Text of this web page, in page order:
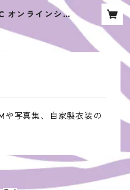
ンラインショ
写真集、自家製衣装の